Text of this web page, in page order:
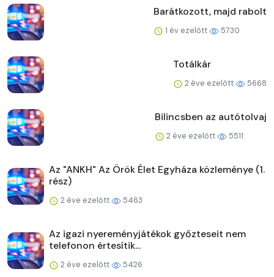
Barátkozott, majd rabolt
1 év ezelőtt 5730
Totálkár
2 éve ezelőtt 5668
Bilincsben az autótolvaj
2 éve ezelőtt 5511
Az "ANKH" Az Örök Élet Egyháza közleménye (1.
rész)
2 éve ezelőtt 5463
Az igazi nyereményjátékok győzteseit nem
telefonon értesítik...
2 éve ezelőtt 5426